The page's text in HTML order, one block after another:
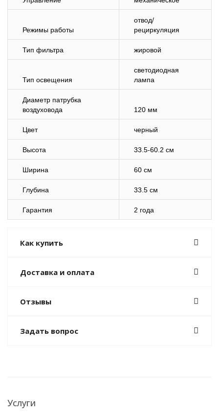
Режимы работы
отвод/
рециркуляция
Тип фильтра жировой
Тип освещения
светодиодная
лампа
Диаметр патрубка
воздуховода
120 мм
Цвет черный
Высота 33.5-60.2 см
Ширина 60 см
Глубина 33.5 см
Гарантия 2 года
Как купить
Доставка и оплата
Отзывы
Задать вопрос
Услуги